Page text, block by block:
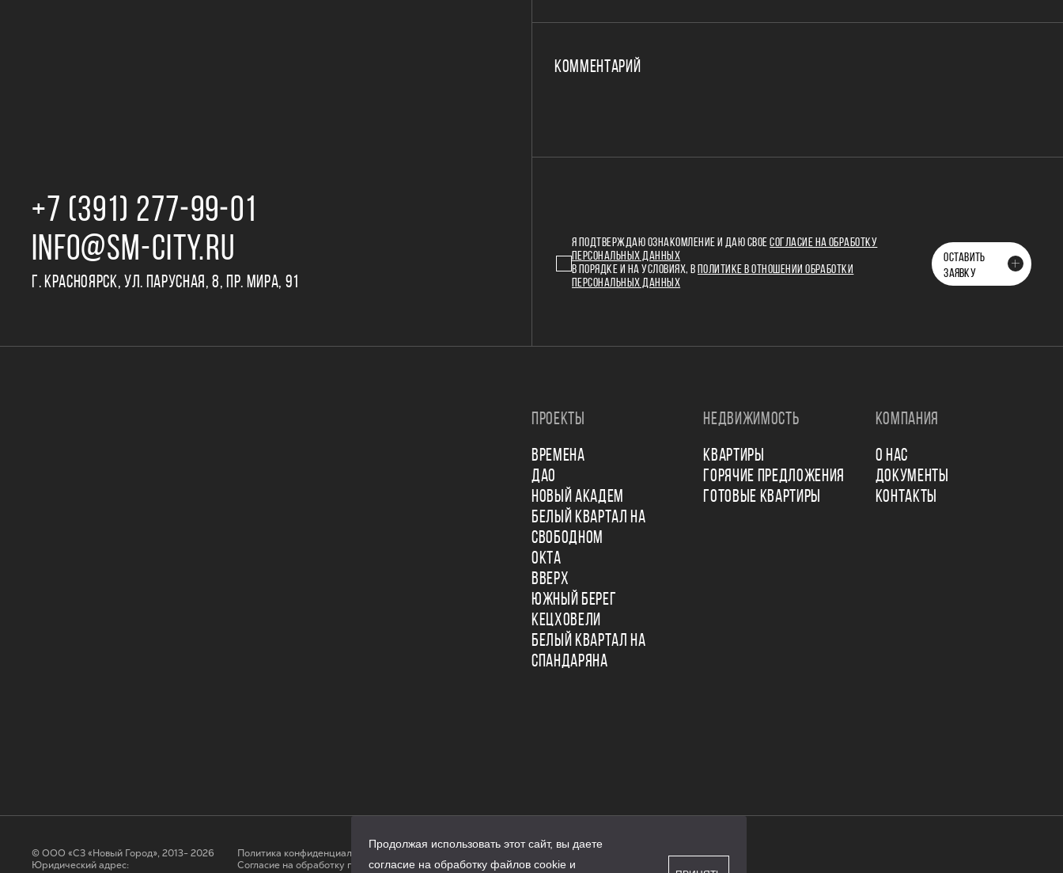
+7 (391) 277‒99‒01
INFO@SM-CITY.RU
Г. КРАСНОЯРСК, УЛ. ПАРУСНАЯ, 8, ПР. МИРА, 91
КОММЕНТАРИЙ
Я ПОДТВЕРЖДАЮ ОЗНАКОМЛЕНИЕ И ДАЮ СВОЕСОГЛАСИЕ НА ОБРАБОТКУ
ПЕРСОНАЛЬНЫХ ДАННЫХ
В ПОРЯДКЕ И НА УСЛОВИЯХ, В
ПОЛИТИКЕ В ОТНОШЕНИИ ОБРАБОТКИ
ПЕРСОНАЛЬНЫХ ДАННЫХ
ОСТАВИТЬ
ЗАЯВКУ
ПРОЕКТЫ
ВРЕМЕНА
ДАО
НОВЫЙ АКАДЕМ
БЕЛЫЙ КВАРТАЛ НА
СВОБОДНОМ
ОКТА
ВВЕРХ
ЮЖНЫЙ БЕРЕГ
КЕЦХОВЕЛИ
БЕЛЫЙ КВАРТАЛ НА
СПАНДАРЯНА
НЕДВИЖИМОСТЬ
КВАРТИРЫ
ГОРЯЧИЕ ПРЕДЛОЖЕНИЯ
ГОТОВЫЕ КВАРТИРЫ
КОМПАНИЯ
О НАС
ДОКУМЕНТЫ
КОНТАКТЫ
© ООО «СЗ «Новый Город», 2013- 2026
Юридический адрес:
Политика конфиденциальности
Согласие на обработку персональных данных
Продолжая использовать этот сайт, вы даете
согласие на обработку файлов cookie и